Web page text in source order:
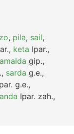
, pila, sail,
, keta Ipar.,
gip.,
, sarda g.e.,
g.e.,
Ipar. zah.,